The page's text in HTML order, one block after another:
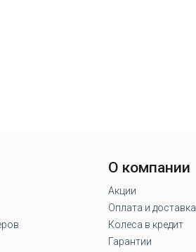
О компании
Акции
Оплата и доставка
Колеса в кредит
Гарантии